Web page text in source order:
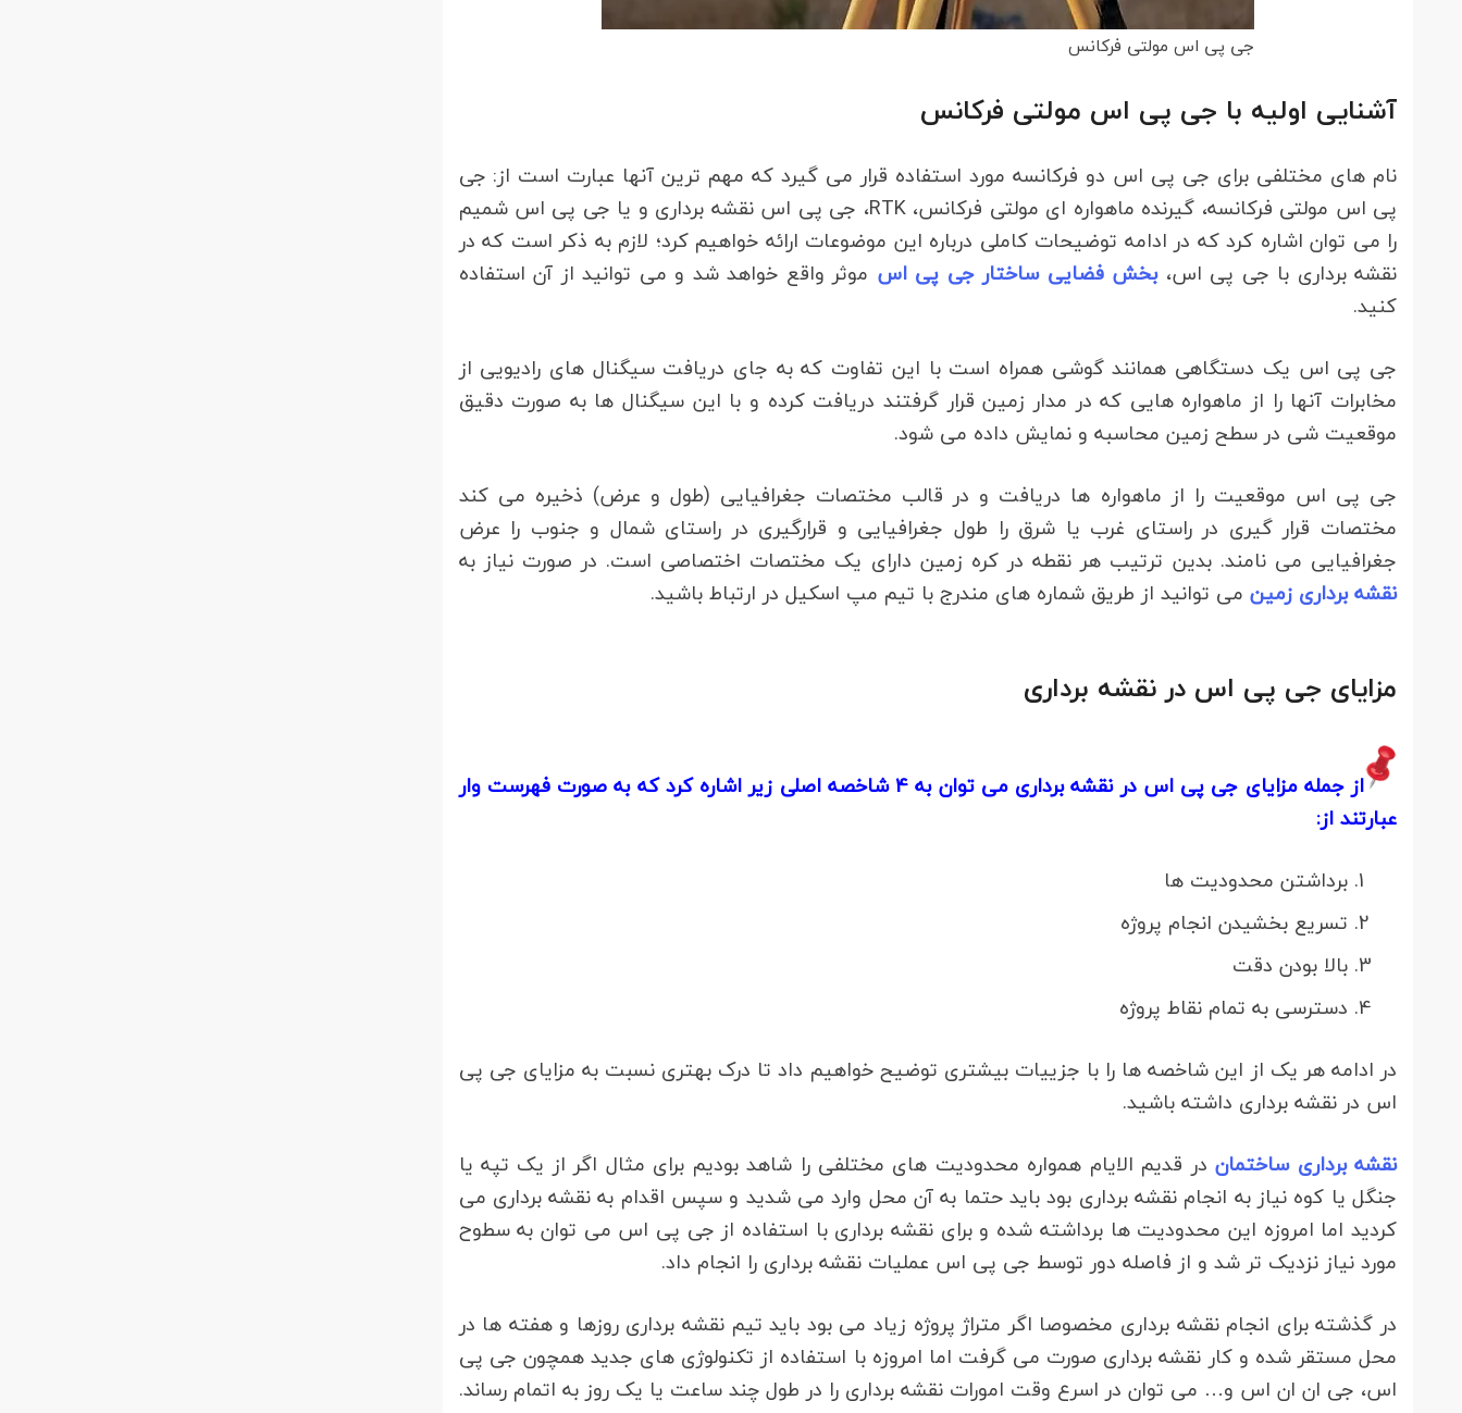
جی پی اس مولتی فرکانس
آشنایی اولیه با جی پی اس مولتی فرکانس
نام های مختلفی برای جی پی اس دو فرکانسه مورد استفاده قرار می گیرد که مهم ترین آنها عبارت است از: جی
پی اس مولتی فرکانسه، گیرنده ماهواره ای مولتی فرکانس، RTK، جی پی اس نقشه برداری و یا جی پی اس شمیم
را می توان اشاره کرد که در ادامه توضیحات کاملی درباره این موضوعات ارائه خواهیم کرد؛ لازم به ذکر است که در
نقشه برداری با جی پی اس،بخش فضایی ساختار جی پی اس موثر واقع خواهد شد و می توانید از آن استفاده
کنید.
جی پی اس یک دستگاهی همانند گوشی همراه است با این تفاوت که به جای دریافت سیگنال های رادیویی از
مخابرات آنها را از ماهواره هایی که در مدار زمین قرار گرفتند دریافت کرده و با این سیگنال ها به صورت دقیق
موقعیت شی در سطح زمین محاسبه و نمایش داده می شود.
جی پی اس موقعیت را از ماهواره ها دریافت و در قالب مختصات جغرافیایی (طول و عرض) ذخیره می کند
مختصات قرار گیری در راستای غرب یا شرق را طول جغرافیایی و قرارگیری در راستای شمال و جنوب را عرض
جغرافیایی می نامند. بدین ترتیب هر نقطه در کره زمین دارای یک مختصات اختصاصی است. در صورت نیاز به
نقشه برداری زمین می توانید از طریق شماره های مندرج با تیم مپ اسکیل در ارتباط باشید.
مزایای جی پی اس در نقشه برداری
از جمله مزایای جی پی اس در نقشه برداری می توان به 4 شاخصه اصلی زیر اشاره کرد که به صورت فهرست وار
عبارتند از:
برداشتن محدودیت ها
تسریع بخشیدن انجام پروژه
بالا بودن دقت
دسترسی به تمام نقاط پروژه
در ادامه هر یک از این شاخصه ها را با جزییات بیشتری توضیح خواهیم داد تا درک بهتری نسبت به مزایای جی پی
اس در نقشه برداری داشته باشید.
نقشه برداری ساختماندر قدیم الایام همواره محدودیت های مختلفی را شاهد بودیم برای مثال اگر از یک تپه یا
جنگل یا کوه نیاز به انجام نقشه برداری بود باید حتما به آن محل وارد می شدید و سپس اقدام به نقشه برداری می
کردید اما امروزه این محدودیت ها برداشته شده و برای نقشه برداری با استفاده از جی پی اس می توان به سطوح
مورد نیاز نزدیک تر شد و از فاصله دور توسط جی پی اس عملیات نقشه برداری را انجام داد.
در گذشته برای انجام نقشه برداری مخصوصا اگر متراژ پروژه زیاد می بود باید تیم نقشه برداری روزها و هفته ها در
محل مستقر شده و کار نقشه برداری صورت می گرفت اما امروزه با استفاده از تکنولوژی های جدید همچون جی پی
اس، جی ان ان اس و… می توان در اسرع وقت امورات نقشه برداری را در طول چند ساعت یا یک روز به اتمام رساند.